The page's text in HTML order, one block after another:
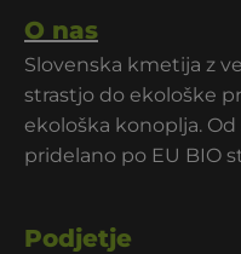
O nas
Slovenska kmetija z
strastjo do ekološke
ekološka konoplja.
pridelano po EU BIO
Podjetje